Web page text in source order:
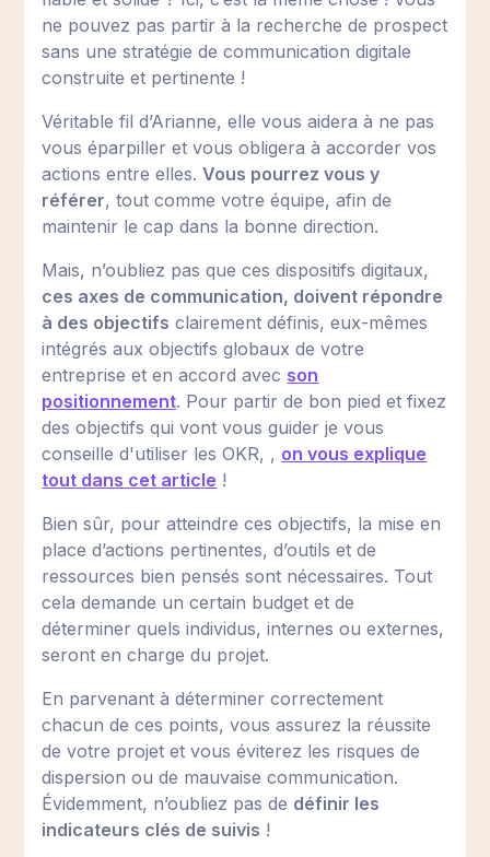
ne pouvez pas partir à la recherche de prospect
sans une stratégie de communication digitale
construite et pertinente !
Véritable fil d’Arianne, elle vous aidera à ne pas
vous éparpiller et vous obligera à accorder vos
actions entre elles.Vous pourrez vous y
référer, tout comme votre équipe, afin de
maintenir le cap dans la bonne direction.
Mais, n’oubliez pas que ces dispositifs digitaux,
ces axes de communication, doivent répondre
à des objectifs clairement définis, eux-mêmes
intégrés aux objectifs globaux de votre
entreprise et en accord avec son
positionnement. Pour partir de bon pied et fixez
des objectifs qui vont vous guider je vous
conseille d'utiliser les OKR, , on vous explique
tout dans cet article !
Bien sûr, pour atteindre ces objectifs, la mise en
place d’actions pertinentes, d’outils et de
ressources bien pensés sont nécessaires. Tout
cela demande un certain budget et de
déterminer quels individus, internes ou externes,
seront en charge du projet.
En parvenant à déterminer correctement
chacun de ces points, vous assurez la réussite
de votre projet et vous éviterez les risques de
dispersion ou de mauvaise communication.
Évidemment, n’oubliez pas de définir les
indicateurs clés de suivis !